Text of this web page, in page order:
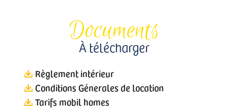
Documents
À télécharger
Règlement intérieur
Conditions Génerales de location
Tarifs mobil homes